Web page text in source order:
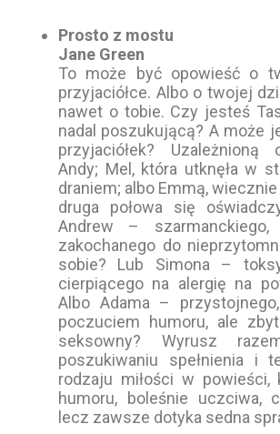
Prosto z mostu
Jane Green
To może być opowieść o
przyjaciółce. Albo o twojej
nawet o tobie. Czy jesteś
nadal poszukującą? A może
przyjaciółek? Uzależnioną
Andy; Mel, która utknęła w
draniem; albo Emmą,
druga połowa się
Andrew –
zakochanego do
sobie? Lub Simona –
cierpiącego na alergię na
Albo Adama –
poczuciem humoru, ale
seksowny? Wyrusz
poszukiwaniu spełnienia i
rodzaju miłości w powieści,
humoru, boleśnie uczciwa,
lecz zawsze dotyka sedna